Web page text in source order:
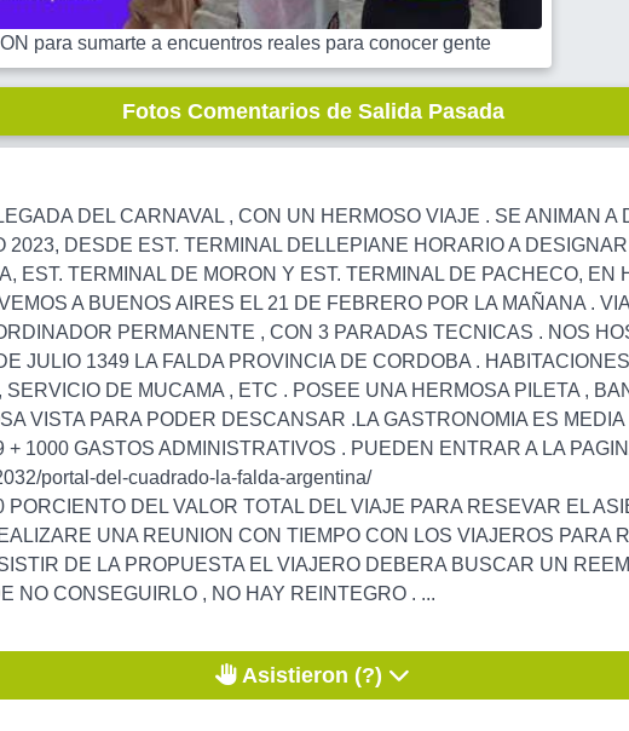
para sumarte a encuentros reales para conocer gente
Fotos Comentarios de Salida Pasada
DEL CARNAVAL , CON UN HERMOSO VIAJE . SE ANIMAN A
2023, DESDE EST. TERMINAL DELLEPIANE HORARIO A
EST. TERMINAL DE MORON Y EST. TERMINAL DE PACHECO, EN
A BUENOS AIRES EL 21 DE FEBRERO POR LA MAÑANA .
PERMANENTE , CON 3 PARADAS TECNICAS . NOS
JULIO 1349 LA FALDA PROVINCIA DE CORDOBA .
DE MUCAMA , ETC . POSEE UNA HERMOSA PILETA ,
VISTA PARA PODER DESCANSAR .LA GASTRONOMIA ES
1000 GASTOS ADMINISTRATIVOS . PUEDEN ENTRAR A LA
portal-del-cuadrado-la-falda-argentina/
PORCIENTO DEL VALOR TOTAL DEL VIAJE PARA RESEVAR EL
UNA REUNION CON TIEMPO CON LOS VIAJEROS PARA
DE LA PROPUESTA EL VIAJERO DEBERA BUSCAR UN
NO CONSEGUIRLO , NO HAY REINTEGRO . ...
Asistieron (?)